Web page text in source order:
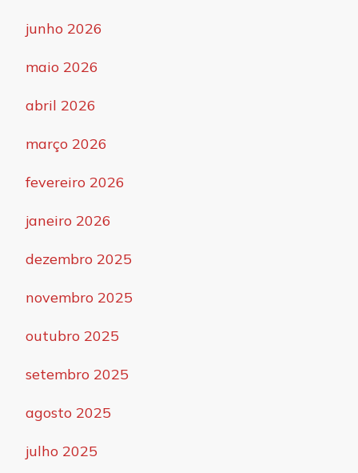
junho 2026
maio 2026
abril 2026
março 2026
fevereiro 2026
janeiro 2026
dezembro 2025
novembro 2025
outubro 2025
setembro 2025
agosto 2025
julho 2025